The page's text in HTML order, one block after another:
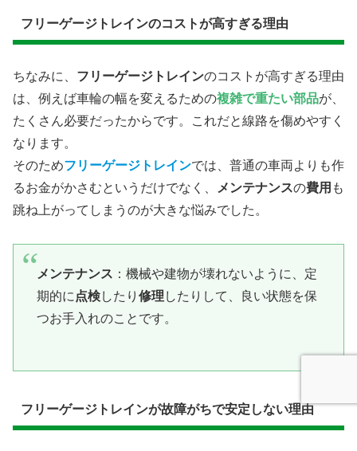
フリーゲージトレインのコストが高すぎる理由
ちなみに、 フリーゲージトレインのコストが高すぎる理由
は、例えば​車輪の幅を変えるための複雑で重たい部品が、
たくさん必要だったからです。これだと線路を傷めやすく
なります。
そのためフリーゲージトレインでは、普通の車両よりも作
るお金がかさむというだけでなく、
メンテナンスの費用 も
跳ね上がってしまうのが大きな悩みでした。
メンテナンス ：機械や建物が壊れないように、定
期的に 点検したり 修理 したりして、良い状態を保
つお手入れのことです。
フリーゲージトレインが故障がちで安定しない理由